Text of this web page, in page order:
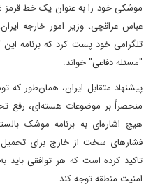
موشکی خود را به عنوان یک خط قرمز
عباس عراقچی، وزیر امور خارجه
تلگرامی خود پست کرد که برنامه
"مسئله دفاعی" خواند.
پیشنهاد متقابل ایران، همان‌طور که
منحصراً بر موضوعات هسته‌ای، رفع
هیچ اشاره‌ای به برنامه موشک
فشارهای سخت از خارج برای تحمیل
تاکید کرده است که هر توافقی باید
امنیت منطقه توجه کند.